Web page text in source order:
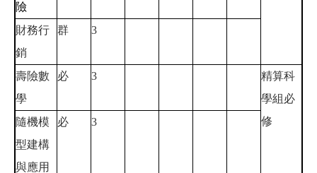
險
財務行
銷
群 3
壽險數
學
必 3
精算科
學組必
修
隨機模
型建構
與應用
必 3